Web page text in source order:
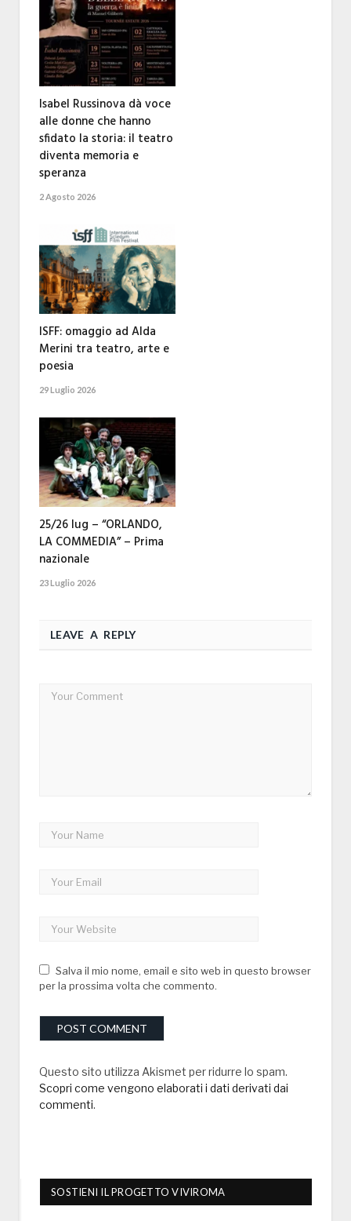
Isabel Russinova dà voce
alle donne che hanno
sfidato la storia: il teatro
diventa memoria e
speranza
2 Agosto 2026
ISFF: omaggio ad Alda
Merini tra teatro, arte e
poesia
29 Luglio 2026
25/26 lug – “ORLANDO,
LA COMMEDIA” – Prima
nazionale
23 Luglio 2026
LEAVE A REPLY
Salva il mio nome, email e sito web in questo browser
per la prossima volta che commento.
Questo sito utilizza Akismet per ridurre lo spam.
Scopri come vengono elaborati i dati derivati dai
commenti.
SOSTIENI IL PROGETTO VIVIROMA